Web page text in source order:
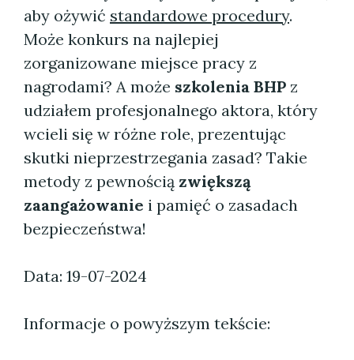
aby ożywić standardowe procedury.
Może konkurs na najlepiej
zorganizowane miejsce pracy z
nagrodami? A może szkolenia BHP z
udziałem profesjonalnego aktora, który
wcieli się w różne role, prezentując
skutki nieprzestrzegania zasad? Takie
metody z pewnością zwiększą
zaangażowanie i pamięć o zasadach
bezpieczeństwa!
Data: 19-07-2024
Informacje o powyższym tekście: